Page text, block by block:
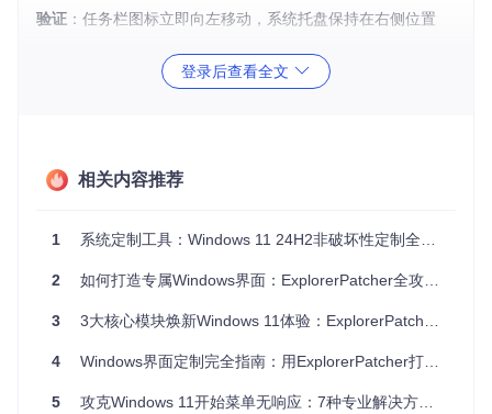
验证 ：任务栏图标立即向左移动，系统托盘保持在右侧位置
⚠️ 兼容性警告：该功能通过ExplorerPatcher/TaskbarCenter.c
pp模块实现，修改了Windows Shell的默认布局渲染逻辑，在
目标：调整任务栏透明效果实现个性化视觉体验
环境 ：所有支持ExplorerPatcher的Windows 11版本
打开ExplorerPatcher设置面板（系统托盘图标右键菜单）
切换到"视觉效果"选项卡
实时预览效果后点击"确定"保存
验证
：任务栏透明度随滑块位置实时变化，桌面背景透过任务
登录后查看全文
相关内容推荐
1 系统定制工具：Windows 11 24H2非破坏性定制全攻略
2 如何打造专属Windows界面：ExplorerPatcher全攻略指南
3 3大核心模块焕新Windows 11体验：ExplorerPatcher个性化配置全攻略
4 Windows界面定制完全指南：用ExplorerPatcher打造个性化桌面体验
5 攻克Windows 11开始菜单无响应：7种专业解决方案与底层修复技术全解析